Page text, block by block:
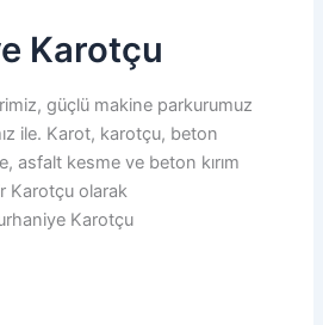
Karotçu
güçlü makine parkurumuz
ile. Karot, karotçu, beton
asfalt kesme ve beton kırım
Karotçu olarak
Karotçu